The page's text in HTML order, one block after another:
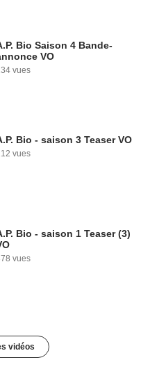
Bio Saison 4 Bande-
VO
vues
Bio - saison 3 Teaser VO
vues
Bio - saison 1 Teaser (3)
vues
vidéos